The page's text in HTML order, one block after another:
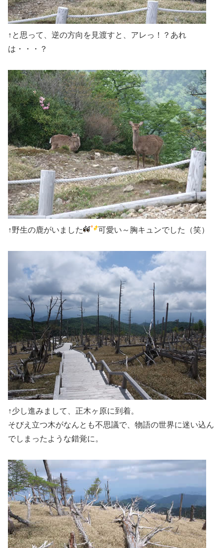
↑と思って、逆の方向を見渡すと、アレっ！？あれ
は・・・？
↑野生の鹿がいました 可愛い～胸キュンでした（笑）
↑少し進みまして、正木ヶ原に到着。
そびえ立つ木がなんとも不思議で、物語の世界に迷い込ん
でしまったような錯覚に。